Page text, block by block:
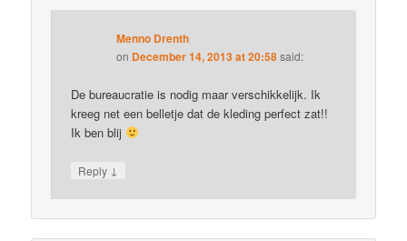
Menno Drenth
on December 14, 2013 at 20:58said:
De bureaucratie is nodig maar verschikkelijk. Ik
kreeg net een belletje dat de kleding perfect zat!!
Ik ben blij
Reply ↓